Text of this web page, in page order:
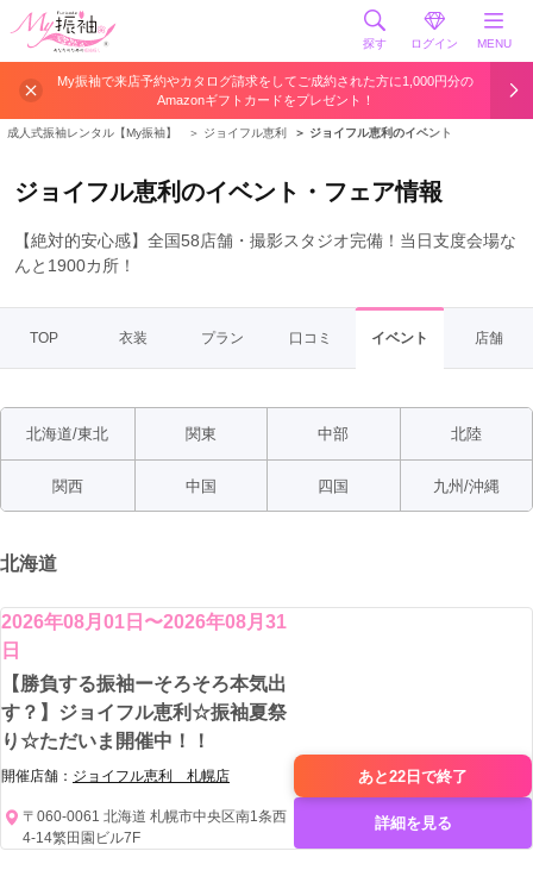
探す ログイン MENU
My振袖で来店予約やカタログ請求をしてご成約された方に1,000円分の
Amazonギフトカードをプレゼント！
成人式振袖レンタル【My振袖】 ＞ ジョイフル恵利 ＞ ジョイフル恵利のイベント
ジョイフル恵利のイベント・フェア情報
【絶対的安心感】全国58店舗・撮影スタジオ完備！当日支度会場な
んと1900カ所！
TOP 衣装 プラン 口コミ イベント 店舗
北海道/東北 関東 中部 北陸
関西 中国 四国 九州/沖縄
北海道
2026年08月01日〜2026年08月31
日
【勝負する振袖ーそろそろ本気出
す？】ジョイフル恵利☆振袖夏祭
り☆ただいま開催中！！
開催店舗： ジョイフル恵利 札幌店
〒060-0061 北海道 札幌市中央区南1条西
4-14繁田園ビル7F
あと22日で終了
詳細を見る